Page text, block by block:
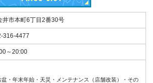
井市本町6丁目2番30号
316-4477
～20:00
・年末年始・天災・メンテナンス（店舗改装）・その